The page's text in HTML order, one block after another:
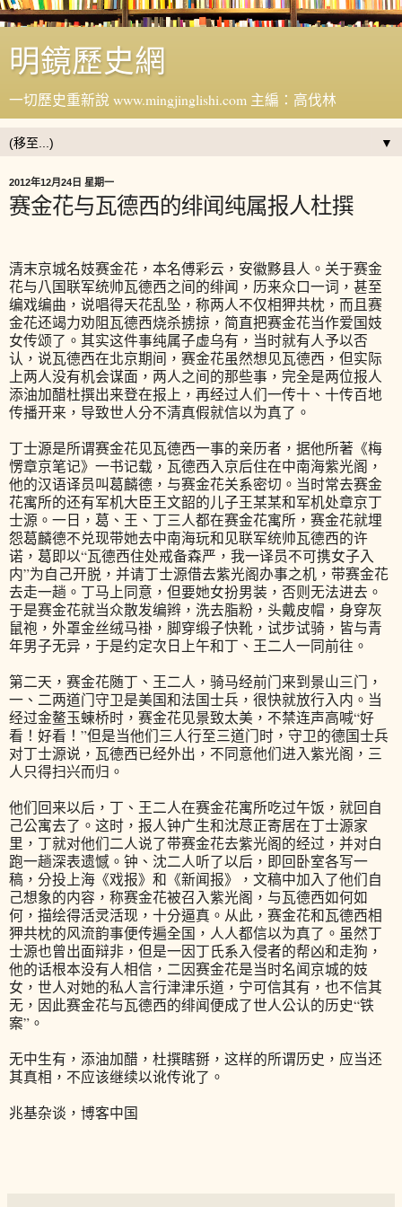
明鏡歷史網
一切歷史重新說 www.mingjinglishi.com 主編：高伐林
▼
2012年12月24日 星期一
赛金花与瓦德西的绯闻纯属报人杜撰
清末京城名妓赛金花，本名傅彩云，安徽黟县人。关于赛金
花与八国联军统帅瓦德西之间的绯闻，历来众口一词，甚至
编戏编曲，说唱得天花乱坠，称两人不仅相狎共枕，而且赛
金花还竭力劝阻瓦德西烧杀掳掠，简直把赛金花当作爱国妓
女传颂了。其实这件事纯属子虚乌有，当时就有人予以否
认，说瓦德西在北京期间，赛金花虽然想见瓦德西，但实际
上两人没有机会谋面，两人之间的那些事，完全是两位报人
添油加醋杜撰出来登在报上，再经过人们一传十、十传百地
传播开来，导致世人分不清真假就信以为真了。
丁士源是所谓赛金花见瓦德西一事的亲历者，据他所著《梅
愣章京笔记》一书记载，瓦德西入京后住在中南海紫光阁，
他的汉语译员叫葛麟德，与赛金花关系密切。当时常去赛金
花寓所的还有军机大臣王文韶的儿子王某某和军机处章京丁
士源。一日，葛、王、丁三人都在赛金花寓所，赛金花就埋
怨葛麟德不兑现带她去中南海玩和见联军统帅瓦德西的许
诺，葛即以“瓦德西住处戒备森严，我一译员不可携女子入
内”为自己开脱，并请丁士源借去紫光阁办事之机，带赛金花
去走一趟。丁马上同意，但要她女扮男装，否则无法进去。
于是赛金花就当众散发编辫，洗去脂粉，头戴皮帽，身穿灰
鼠袍，外罩金丝绒马褂，脚穿缎子快靴，试步试骑，皆与青
年男子无异，于是约定次日上午和丁、王二人一同前往。
第二天，赛金花随丁、王二人，骑马经前门来到景山三门，
一、二两道门守卫是美国和法国士兵，很快就放行入内。当
经过金鳌玉蝀桥时，赛金花见景致太美，不禁连声高喊“好
看！好看！”但是当他们三人行至三道门时，守卫的德国士兵
对丁士源说，瓦德西已经外出，不同意他们进入紫光阁，三
人只得扫兴而归。
他们回来以后，丁、王二人在赛金花寓所吃过午饭，就回自
己公寓去了。这时，报人钟广生和沈荩正寄居在丁士源家
里，丁就对他们二人说了带赛金花去紫光阁的经过，并对白
跑一趟深表遗憾。钟、沈二人听了以后，即回卧室各写一
稿，分投上海《戏报》和《新闻报》，文稿中加入了他们自
己想象的内容，称赛金花被召入紫光阁，与瓦德西如何如
何，描绘得活灵活现，十分逼真。从此，赛金花和瓦德西相
狎共枕的风流韵事便传遍全国，人人都信以为真了。虽然丁
士源也曾出面辩非，但是一因丁氏系入侵者的帮凶和走狗，
他的话根本没有人相信，二因赛金花是当时名闻京城的妓
女，世人对她的私人言行津津乐道，宁可信其有，也不信其
无，因此赛金花与瓦德西的绯闻便成了世人公认的历史“铁
案”。
无中生有，添油加醋，杜撰瞎掰，这样的所谓历史，应当还
其真相，不应该继续以讹传讹了。
兆基杂谈，博客中国